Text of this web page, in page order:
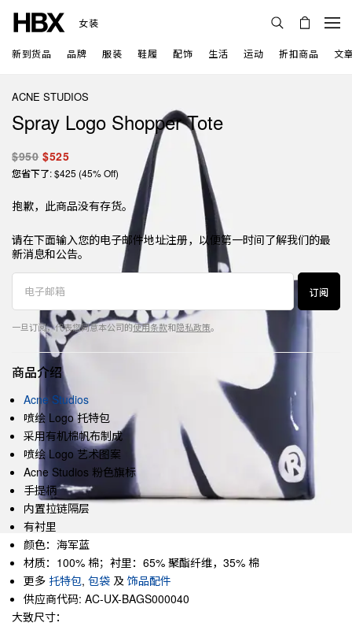
女装
新到货品 品牌 服装 鞋履 配饰 生活 运动 折扣商品 文
ACNE STUDIOS
Spray Logo Shopper Tote
$950 $525
您省下了: $425 (45% Off)
抱歉，此商品没有存货。
请在下面输入您的电子邮件地址注册，以便第一时间了解我们的最
新消息和公告。
订阅
一旦订阅，代表您同意本公司的使用条款和隐私政策。
商品介绍
Acne Studios
喷绘 Logo 托特包
采用有机棉帆布制成
喷绘 Logo 艺术图案
Acne Studios 粉色旗标
手提柄
内置拉链隔层
有衬里
颜色：海军蓝
材质：100% 棉；衬里：65% 聚酯纤维，35% 棉
更多 托特包, 包袋 及 饰品配件
供应商代码: AC-UX-BAGS000040
大致尺寸：